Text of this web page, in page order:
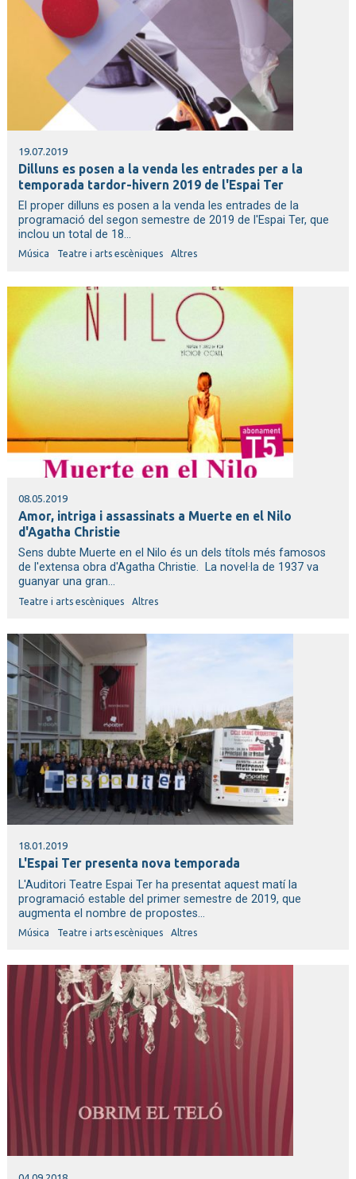
19.07.2019
Dilluns es posen a la venda les entrades per a la
temporada tardor-hivern 2019 de l'Espai Ter
El proper dilluns es posen a la venda les entrades de la
programació del segon semestre de 2019 de l'Espai Ter, que
inclou un total de 18...
Música Teatre i arts escèniques Altres
08.05.2019
Amor, intriga i assassinats a Muerte en el Nilo
d'Agatha Christie
Sens dubte Muerte en el Nilo és un dels títols més famosos
de l'extensa obra d'Agatha Christie. La novel·la de 1937 va
guanyar una gran...
Teatre i arts escèniques Altres
18.01.2019
L'Espai Ter presenta nova temporada
L'Auditori Teatre Espai Ter ha presentat aquest matí la
programació estable del primer semestre de 2019, que
augmenta el nombre de propostes...
Música Teatre i arts escèniques Altres